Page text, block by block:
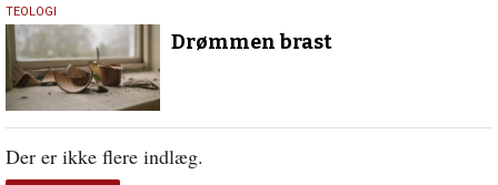
19.
april
2018
TEOLOGI
Drømmen brast
Der er ikke flere indlæg.